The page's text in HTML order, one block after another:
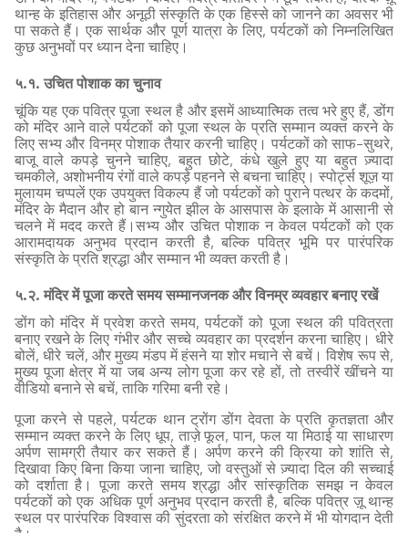
थान्ह के इतिहास और अनूठी संस्कृति के एक हिस्से को जानने का अवसर भी
पा सकते हैं। एक सार्थक और पूर्ण यात्रा के लिए, पर्यटकों को निम्नलिखित
कुछ अनुभवों पर ध्यान देना चाहिए।
५.१. उचित पोशाक का चुनाव
चूंकि यह एक पवित्र पूजा स्थल है और इसमें आध्यात्मिक तत्व भरे हुए हैं, डोंग
को मंदिर आने वाले पर्यटकों को पूजा स्थल के प्रति सम्मान व्यक्त करने के
लिए सभ्य और विनम्र पोशाक तैयार करनी चाहिए। पर्यटकों को साफ-सुथरे,
बाजू वाले कपड़े चुनने चाहिए, बहुत छोटे, कंधे खुले हुए या बहुत ज़्यादा
चमकीले, अशोभनीय रंगों वाले कपड़े पहनने से बचना चाहिए। स्पोर्ट्स शूज़ या
मुलायम चप्पलें एक उपयुक्त विकल्प हैं जो पर्यटकों को पुराने पत्थर के कदमों,
मंदिर के मैदान और हो बान न्गुयेत झील के आसपास के इलाके में आसानी से
चलने में मदद करते हैं।सभ्य और उचित पोशाक न केवल पर्यटकों को एक
आरामदायक अनुभव प्रदान करती है, बल्कि पवित्र भूमि पर पारंपरिक
संस्कृति के प्रति श्रद्धा और सम्मान भी व्यक्त करती है।
५.२. मंदिर में पूजा करते समय सम्मानजनक और विनम्र व्यवहार बनाए रखें
डोंग को मंदिर में प्रवेश करते समय, पर्यटकों को पूजा स्थल की पवित्रता
बनाए रखने के लिए गंभीर और सच्चे व्यवहार का प्रदर्शन करना चाहिए। धीरे
बोलें, धीरे चलें, और मुख्य मंडप में हंसने या शोर मचाने से बचें। विशेष रूप से,
मुख्य पूजा क्षेत्र में या जब अन्य लोग पूजा कर रहे हों, तो तस्वीरें खींचने या
वीडियो बनाने से बचें, ताकि गरिमा बनी रहे।
पूजा करने से पहले, पर्यटक थान ट्रोंग डोंग देवता के प्रति कृतज्ञता और
सम्मान व्यक्त करने के लिए धूप, ताज़े फूल, पान, फल या मिठाई या साधारण
अर्पण सामग्री तैयार कर सकते हैं। अर्पण करने की क्रिया को शांति से,
दिखावा किए बिना किया जाना चाहिए, जो वस्तुओं से ज़्यादा दिल की सच्चाई
को दर्शाता है। पूजा करते समय श्रद्धा और सांस्कृतिक समझ न केवल
पर्यटकों को एक अधिक पूर्ण अनुभव प्रदान करती है, बल्कि पवित्र ज़ू थान्ह
स्थल पर पारंपरिक विश्वास की सुंदरता को संरक्षित करने में भी योगदान देती